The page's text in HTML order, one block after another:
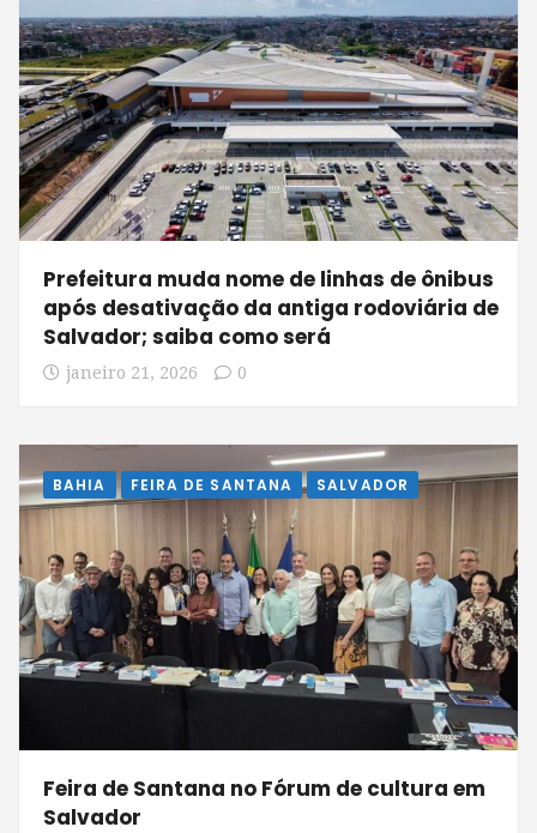
Prefeitura muda nome de linhas de ônibus
após desativação da antiga rodoviária de
Salvador; saiba como será
janeiro 21, 2026 0
BAHIA FEIRA DE SANTANA SALVADOR
Feira de Santana no Fórum de cultura em
Salvador